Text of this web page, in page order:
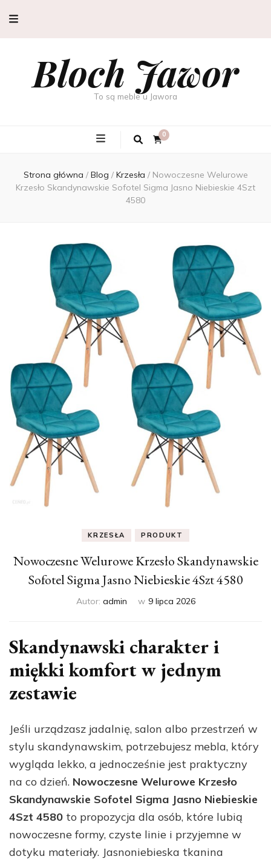
Bloch Jawor
To są meble u Jawora
0
Strona główna / Blog / Krzesła / Nowoczesne Welurowe
Krzesło Skandynawskie Sofotel Sigma Jasno Niebieskie 4Szt
4580
KRZESŁA PRODUKT
Nowoczesne Welurowe Krzesło Skandynawskie
Sofotel Sigma Jasno Niebieskie 4Szt 4580
Autor: admin w 9 lipca 2026
Skandynawski charakter i
miękki komfort w jednym
zestawie
Jeśli urządzasz jadalnię, salon albo przestrzeń w
stylu skandynawskim, potrzebujesz mebla, który
wygląda lekko, a jednocześnie jest praktyczny
na co dzień. Nowoczesne Welurowe Krzesło
Skandynawskie Sofotel Sigma Jasno Niebieskie
4Szt 4580 to propozycja dla osób, które lubią
nowoczesne formy, czyste linie i przyjemne w
dotyku materiały. Jasnoniebieska tkanina